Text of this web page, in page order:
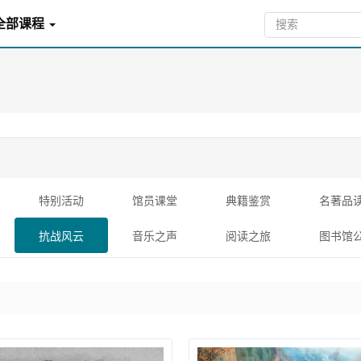
部课程
特别活动 馆员课堂 典籍鉴赏 名著品
抗战风云 音乐之声 阅读之旅 图书馆